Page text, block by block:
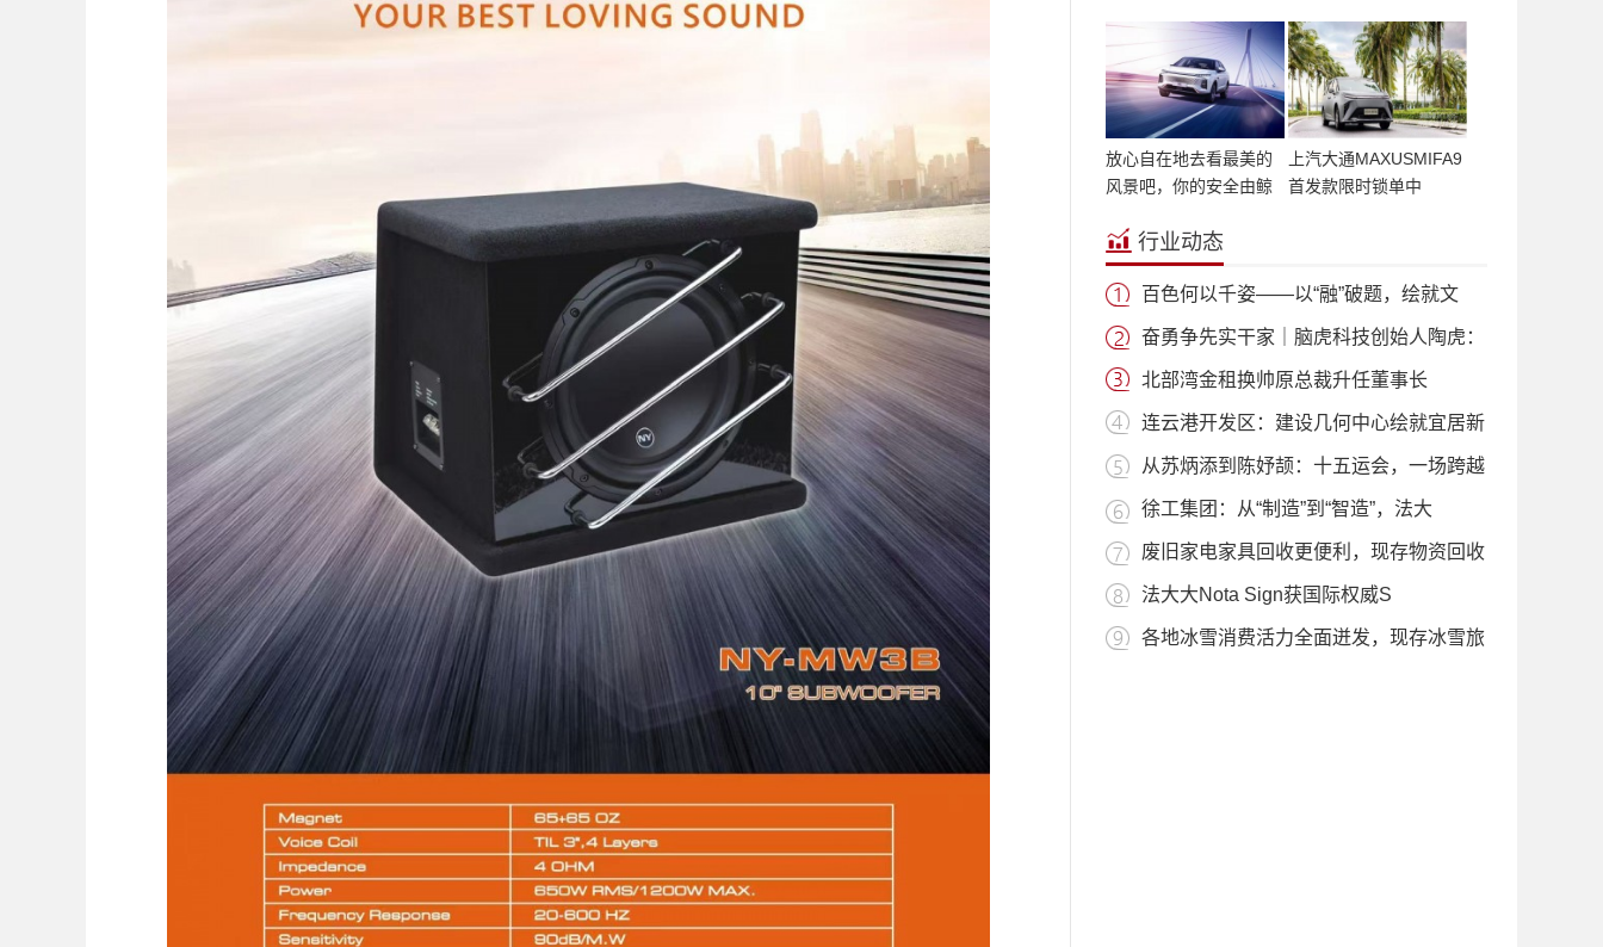
放心自在地去看最美的
风景吧，你的安全由鲸
上汽大通MAXUSMIFA9
首发款限时锁单中
行业动态
百色何以千姿——以“融”破题，绘就文
奋勇争先实干家｜脑虎科技创始人陶虎：
北部湾金租换帅原总裁升任董事长
连云港开发区：建设几何中心绘就宜居新
从苏炳添到陈妤颉：十五运会，一场跨越
徐工集团：从“制造”到“智造”，法大
废旧家电家具回收更便利，现存物资回收
法大大Nota Sign获国际权威S
各地冰雪消费活力全面迸发，现存冰雪旅